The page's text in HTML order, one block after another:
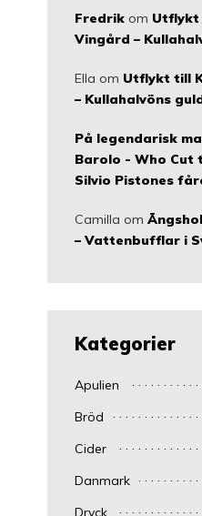
Fredrik om Utflykt
Vingård –
Ella om Utflykt till
– Kullahalvöns
På legendarisk
Barolo - Who Cut
Silvio Pistones
Camilla om
– Vattenbufflar i
Kategorier
Apulien
Bröd
Cider
Danmark
Dryck